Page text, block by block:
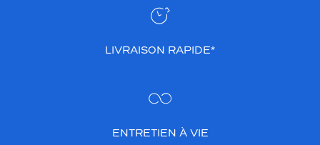
LIVRAISON RAPIDE*
ENTRETIEN À VIE